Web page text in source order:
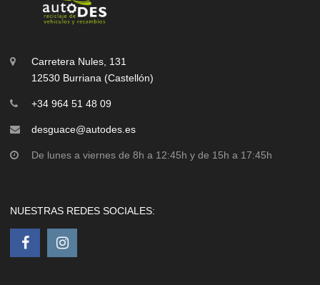
Carretera Nules, 131
12530 Burriana (Castellón)
+34 964 51 48 09
desguace@autodes.es
De lunes a viernes de 8h a 12:45h y de 15h a 17:45h
NUESTRAS REDES SOCIALES: